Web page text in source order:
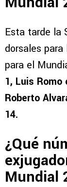
Esta tarde la
dorsales
para el
1, Luis
Roberto
14.
¿Qué
Mundial